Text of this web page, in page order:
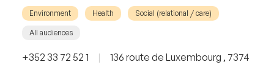
Environment Health Social (relational / care)
All audiences
+352 33 72 52 1 | 136 route de Luxembourg , 7374